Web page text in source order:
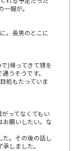
報が。
。長男のとこに
)帰ってきて甥を
うそうです。
処もたっていま
ってなくてもい
お願いしたい。な
た。その後の話し
しました。